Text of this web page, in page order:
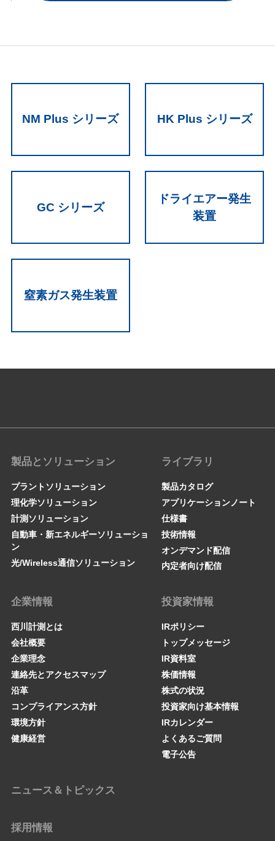
NM Plus シリーズ HK Plus シリーズ
GC シリーズ
ドライエアー発生
装置
窒素ガス発生装置
製品とソリューション
プラントソリューション
理化学ソリューション
計測ソリューション
自動車・新エネルギーソリューショ
ン
光/Wireless通信ソリューション
ライブラリ
製品カタログ
アプリケーションノート
仕様書
技術情報
オンデマンド配信
内定者向け配信
企業情報
西川計測とは
会社概要
企業理念
連絡先とアクセスマップ
沿革
コンプライアンス方針
環境方針
健康経営
投資家情報
IRポリシー
トップメッセージ
IR資料室
株価情報
株式の状況
投資家向け基本情報
IRカレンダー
よくあるご質問
電子公告
ニュース＆トピックス
採用情報